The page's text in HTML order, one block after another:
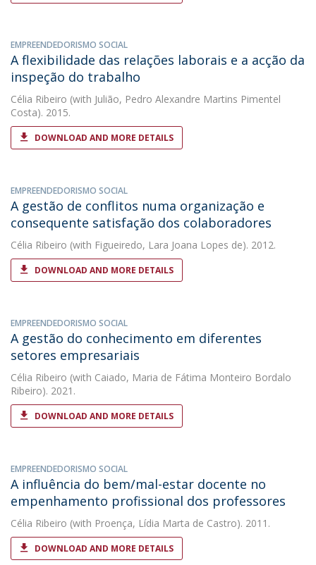
EMPREENDEDORISMO SOCIAL
A flexibilidade das relações laborais e a acção da
inspeção do trabalho
Célia Ribeiro (with Julião, Pedro Alexandre Martins Pimentel
Costa). 2015.
DOWNLOAD AND MORE DETAILS
EMPREENDEDORISMO SOCIAL
A gestão de conflitos numa organização e
consequente satisfação dos colaboradores
Célia Ribeiro (with Figueiredo, Lara Joana Lopes de). 2012.
DOWNLOAD AND MORE DETAILS
EMPREENDEDORISMO SOCIAL
A gestão do conhecimento em diferentes
setores empresariais
Célia Ribeiro (with Caiado, Maria de Fátima Monteiro Bordalo
Ribeiro). 2021.
DOWNLOAD AND MORE DETAILS
EMPREENDEDORISMO SOCIAL
A influência do bem/mal-estar docente no
empenhamento profissional dos professores
Célia Ribeiro (with Proença, Lídia Marta de Castro). 2011.
DOWNLOAD AND MORE DETAILS